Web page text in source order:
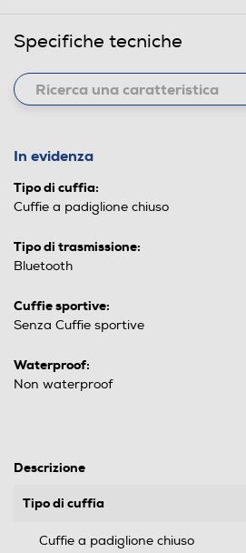
Specifiche tecniche
In evidenza
Tipo di cuffia:
Cuffie a padiglione chiuso
Tipo di trasmissione:
Bluetooth
Cuffie sportive:
Senza Cuffie sportive
Waterproof:
Non waterproof
Descrizione
Tipo di cuffia
Cuffie a padiglione chiuso